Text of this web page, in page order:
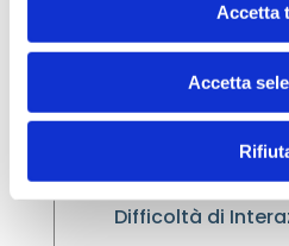
Accetta
Accetta
ripetizioni o
Difficoltà di